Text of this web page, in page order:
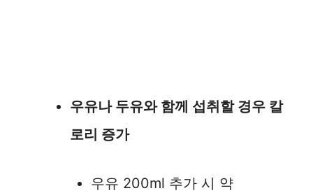
우유나 두유와 함께 섭취할 경우 칼
로리 증가
우유 200ml 추가 시 약